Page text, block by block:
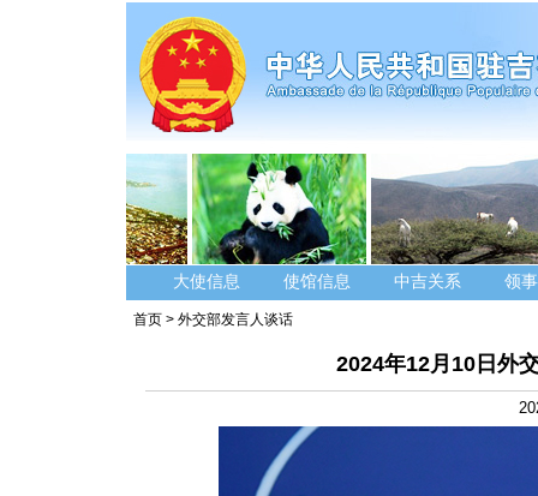
大使信息 使馆信息 中吉关系 领
首页 > 外交部发言人谈话
2024年12月10日外